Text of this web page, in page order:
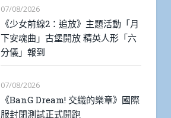
07/08/2026
《少女前線2：追放》主題活動「月
下安魂曲」古堡開放 精英人形「六
分儀」報到
07/08/2026
《BanG Dream! 交織的樂章》國際
服封閉測試正式開跑